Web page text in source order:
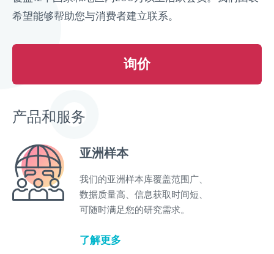
希望能够帮助您与消费者建立联系。
询价
产品和服务
亚洲样本
我们的亚洲样本库覆盖范围广、
数据质量高、信息获取时间短、
可随时满足您的研究需求。
了解更多